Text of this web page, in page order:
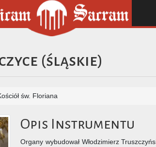
(śląskie)
św. Floriana
Opis Instrumentu
Organy wybudował Włodzimierz